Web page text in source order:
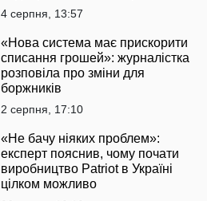
4 серпня, 13:57
«Нова система має прискорити
списання грошей»: журналістка
розповіла про зміни для
боржників
2 серпня, 17:10
«Не бачу ніяких проблем»:
експерт пояснив, чому почати
виробництво Patriot в Україні
цілком можливо